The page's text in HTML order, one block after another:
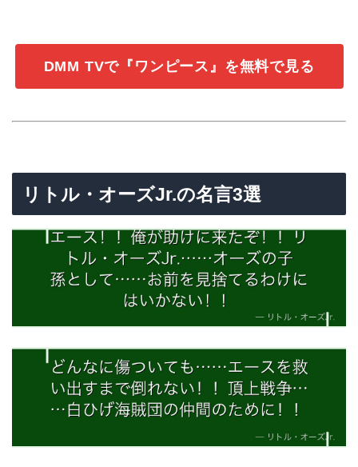
DMM TVで『ワンピース』を無料で見る
リトル・オーズJr.の名言3選